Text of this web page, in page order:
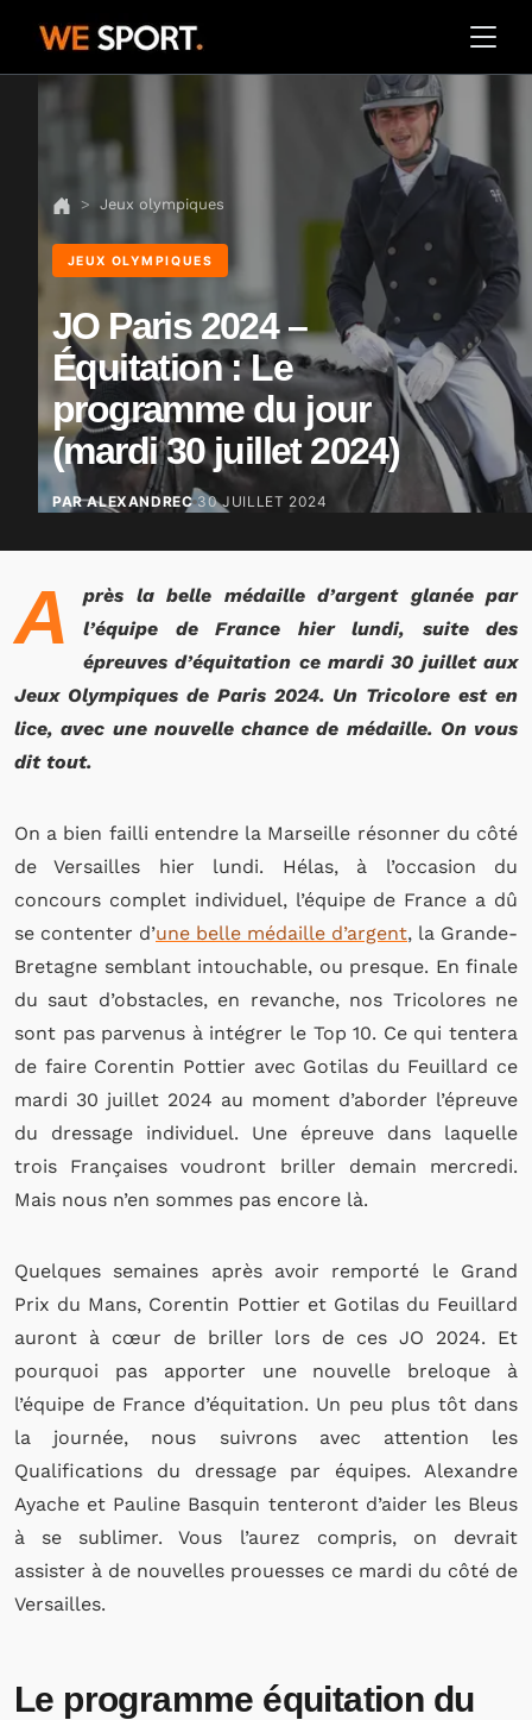
Jeux olympiques
JEUX OLYMPIQUES
JO Paris 2024 –
Équitation : Le
programme du jour
(mardi 30 juillet 2024)
PAR ALEXANDREC 30 JUILLET 2024
A
près la belle médaille d’argent glanée par
l’équipe de France hier lundi, suite des
épreuves d’équitation ce mardi 30 juillet aux
Jeux Olympiques de Paris 2024. Un Tricolore est en
lice, avec une nouvelle chance de médaille. On vous
dit tout.
On a bien failli entendre la Marseille résonner du côté
de Versailles hier lundi. Hélas, à l’occasion du
concours complet individuel, l’équipe de France a dû
se contenter d’une belle médaille d’argent, la Grande-
Bretagne semblant intouchable, ou presque. En finale
du saut d’obstacles, en revanche, nos Tricolores ne
sont pas parvenus à intégrer le Top 10. Ce qui tentera
de faire Corentin Pottier avec Gotilas du Feuillard ce
mardi 30 juillet 2024 au moment d’aborder l’épreuve
du dressage individuel. Une épreuve dans laquelle
trois Françaises voudront briller demain mercredi.
Mais nous n’en sommes pas encore là.
Quelques semaines après avoir remporté le Grand
Prix du Mans, Corentin Pottier et Gotilas du Feuillard
auront à cœur de briller lors de ces JO 2024. Et
pourquoi pas apporter une nouvelle breloque à
l’équipe de France d’équitation. Un peu plus tôt dans
la journée, nous suivrons avec attention les
Qualifications du dressage par équipes. Alexandre
Ayache et Pauline Basquin tenteront d’aider les Bleus
à se sublimer. Vous l’aurez compris, on devrait
assister à de nouvelles prouesses ce mardi du côté de
Versailles.
Le programme équitation du